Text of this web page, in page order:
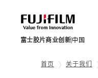
富士胶片商业创新 中国
首页 关于我们